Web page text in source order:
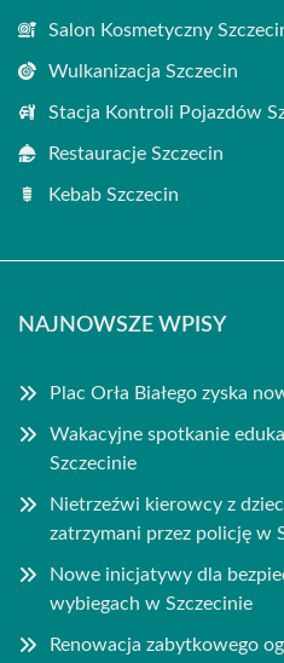
Salon Kosmetyczny
Wulkanizacja Szczecin
Stacja Kontroli Pojazdów
Restauracje Szczecin
Kebab Szczecin
NAJNOWSZE WPISY
Plac Orła Białego zyska
Wakacyjne spotkanie
Szczecinie
Nietrzeźwi kierowcy z
zatrzymani przez policję w
Nowe inicjatywy dla
wybiegach w Szczecinie
Renowacja zabytkowego